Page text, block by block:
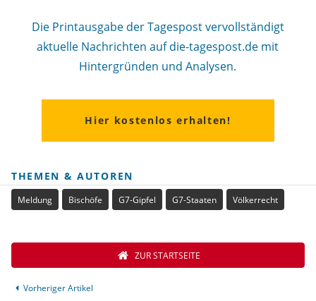
Die Printausgabe der Tagespost vervollständigt
aktuelle Nachrichten auf die-tagespost.de mit
Hintergründen und Analysen.
Hier kostenlos erhalten!
THEMEN & AUTOREN
Meldung Bischöfe G7-Gipfel G7-Staaten Völkerrecht
Vorheriger Artikel
ZUR STARTSEITE